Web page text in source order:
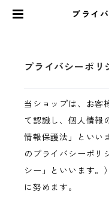
プライ
プライバシーポリ
当ショップは、お客
て認識し、個人情報
情報保護法」といい
のプライバシーポリ
シー」といいます。
に努めます。